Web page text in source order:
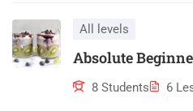
All levels
Absolute
8 Students 6